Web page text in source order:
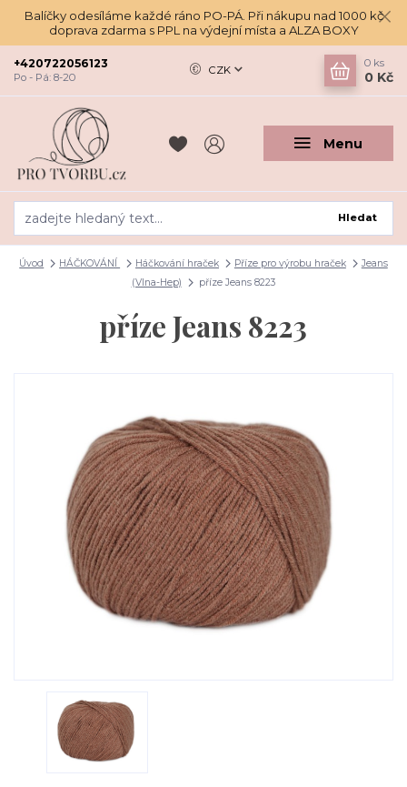
Balíčky odesíláme každé ráno PO-PÁ. Při nákupu nad 1000 kč
doprava zdarma s PPL na výdejní místa a ALZA BOXY
Menu
CZK
Hledat
+420722056123
Po - Pá: 8-20
0 ks
0 Kč
Úvod HÁČKOVÁNÍ Háčkování hraček Příze pro výrobu hraček
Jeans
(Vlna-Hep)
příze Jeans 8223
příze Jeans 8223